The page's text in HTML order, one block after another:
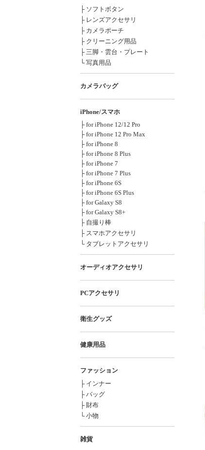
├ ソフトボタン
├ レンズアクセサリ
├ カメラポーチ
├ クリーニング用品
├ 三脚・雲台・プレート
└ 写真用品
カメラバッグ
iPhone/スマホ
├ for iPhone 12/12 Pro
├ for iPhone 12 Pro Max
├ for iPhone 8
├ for iPhone 8 Plus
├ for iPhone 7
├ for iPhone 7 Plus
├ for iPhone 6S
├ for iPhone 6S Plus
├ for Galaxy S8
├ for Galaxy S8+
├ 自撮り棒
├ スマホアクセサリ
└ タブレットアクセサリ
オーディオアクセサリ
PCアクセサリ
衛生グッズ
健康用品
ファッション
├ インナー
├ バッグ
├ 財布
└ 小物
雑貨